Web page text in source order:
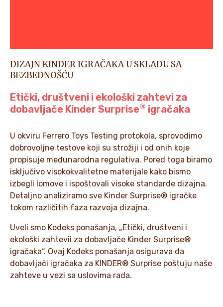
DIZAJN KINDER IGRAČAKA U SKLADU SA
BEZBEDNOŠĆU
Etički, društveni i ekološki zahtevi za
dobavljače Kinder Surprise® igračaka
U okviru Ferrero Toys Testing protokola, sprovodimo
dobrovoljne testove koji su strožiji i od onih koje
propisuje međunarodna regulativa. Pored toga biramo
isključivo visokokvalitetne materijale kako bismo
izbegli lomove i ispoštovali visoke standarde dizajna.
Detaljno analiziramo sve Kinder Surprise® igračke
tokom različitih faza razvoja dizajna.
Uveli smo Kodeks ponašanja, „Etički, društveni i
ekološki zahtevii za dobavljače Kinder Surprise®
igračaka“. Ovaj Kodeks ponašanja osigurava da
dobavljači igračaka za KINDER® Surprise poštuju naše
zahteve u vezi sa uslovima rada.